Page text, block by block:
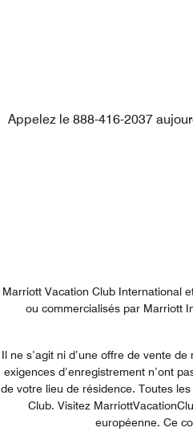
Appelez le 888-416-2037
Marriott Vacation Club International
ou commercialisés par Marriott
Il ne s’agit ni d’une offre de vente
exigences d’enregistrement n’ont
de votre lieu de résidence. Toutes
Club. Visitez
européenne. Ce